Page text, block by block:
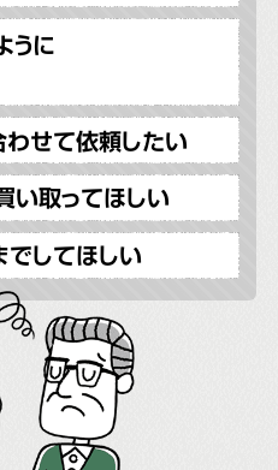
うに
わせて依頼したい
い取ってほしい
でしてほしい